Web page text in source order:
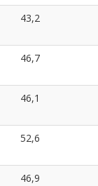
43,2
46,7
46,1
52,6
46,9